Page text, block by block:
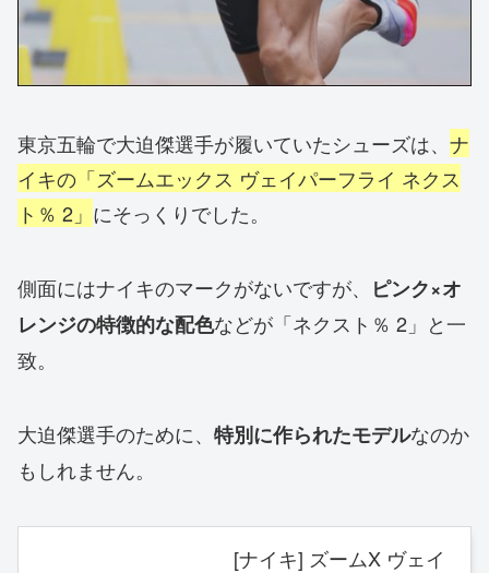
東京五輪で大迫傑選手が履いていたシューズは、 ナ
イキの「ズームエックス ヴェイパーフライ ネクス
ト％ 2」 にそっくりでした。
側面にはナイキのマークがないですが、
ピンク×オ
レンジの特徴的な配色などが「ネクスト％ 2」と一
致。
大迫傑選手のために、 特別に作られたモデルなのか
もしれません。
[ナイキ] ズームX ヴェイ